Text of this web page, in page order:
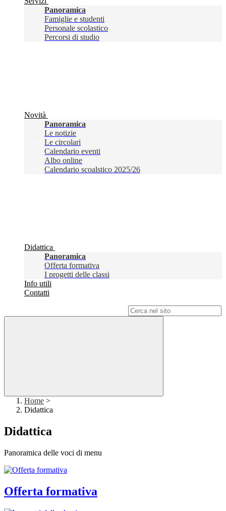
Panoramica
Famiglie e studenti
Personale scolastico
Percorsi di studio
Novità
Panoramica
Le notizie
Le circolari
Calendario eventi
Albo online
Calendario scoalstico 2025/26
Didattica
Panoramica
Offerta formativa
I progetti delle classi
Info utili
Contatti
Home >
Didattica
Didattica
Panoramica delle voci di menu
Offerta formativa